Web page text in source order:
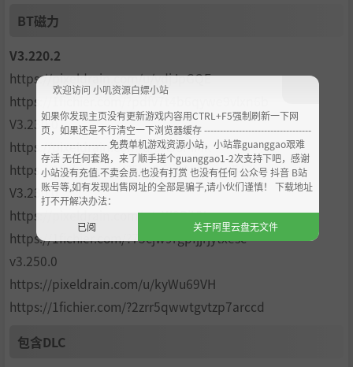
BT磁力
V3.220.2
https://pixeldrain.com/u/ydjJpGQE
https://1fichier.com/?pdfv7t4b6qywe9vlxn6b
V3.230.0
https://pixeldrain.com/u/5A3SPiMk
https://1fichier.com/?5hy6jfxj01tdmmu547jq
V3.230.0
https://pixeldrain.com/u/gYJ8BjHY
https://1fichier.com/?75cjw9rgpfjjrjytxesc
v3.250.0
https://pixeldrain.com/u/kyWu69VH
https://1fichier.com/?2zrr5qwwtgvtzp7arccd
包含DLC
欢迎访问 小叽资源白嫖小站
如果你发现主页没有更新游戏内容用CTRL+F5强制刷新一下网
页，如果还是不行清空一下浏览器缓存 ----------------------------------
--------------------- 免费单机游戏资源小站，小站靠guanggao艰难
存活 无任何套路，来了顺手搓个guanggao1-2次支持下吧，感谢
小站没有充值.不卖会员.也没有打赏 也没有任何 公众号 抖音 B站
账号等,如有发现出售网址的全部是骗子,请小伙们谨慎！ 下载地址
打不开解决办法：
已阅
关于阿里云盘无文件